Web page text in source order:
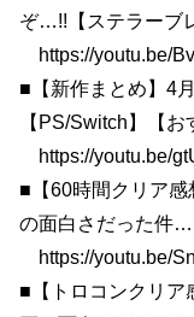
ぞ…!!【ステラーブ
https://youtu.be/
■【新作まとめ】4
【PS/Switch】【お
https://youtu.be/
■【60時間クリア
の面白さだった件
https://youtu.be/
■【トロコンクリア